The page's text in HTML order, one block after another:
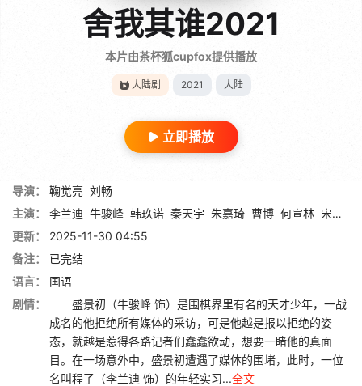
舍我其谁2021
本片由茶杯狐cupfox提供播放
大陆剧 2021 大陆
立即播放
导演： 鞠觉亮 刘畅
主演：
李兰迪 牛骏峰 韩玖诺 秦天宇 朱嘉琦 曹博 何宣林 宋涵宇
更新：
2025-11-30 04:55
备注：
已完结
语言：
国语
剧情：
盛景初（牛骏峰 饰）是围棋界里有名的天才少年，一战
成名的他拒绝所有媒体的采访，可是他越是报以拒绝的姿
态，就越是惹得各路记者们蠢蠢欲动，想要一睹他的真面
目。在一场意外中，盛景初遭遇了媒体的围堵，此时，一位
名叫程了（李兰迪 饰）的年轻实习...全文